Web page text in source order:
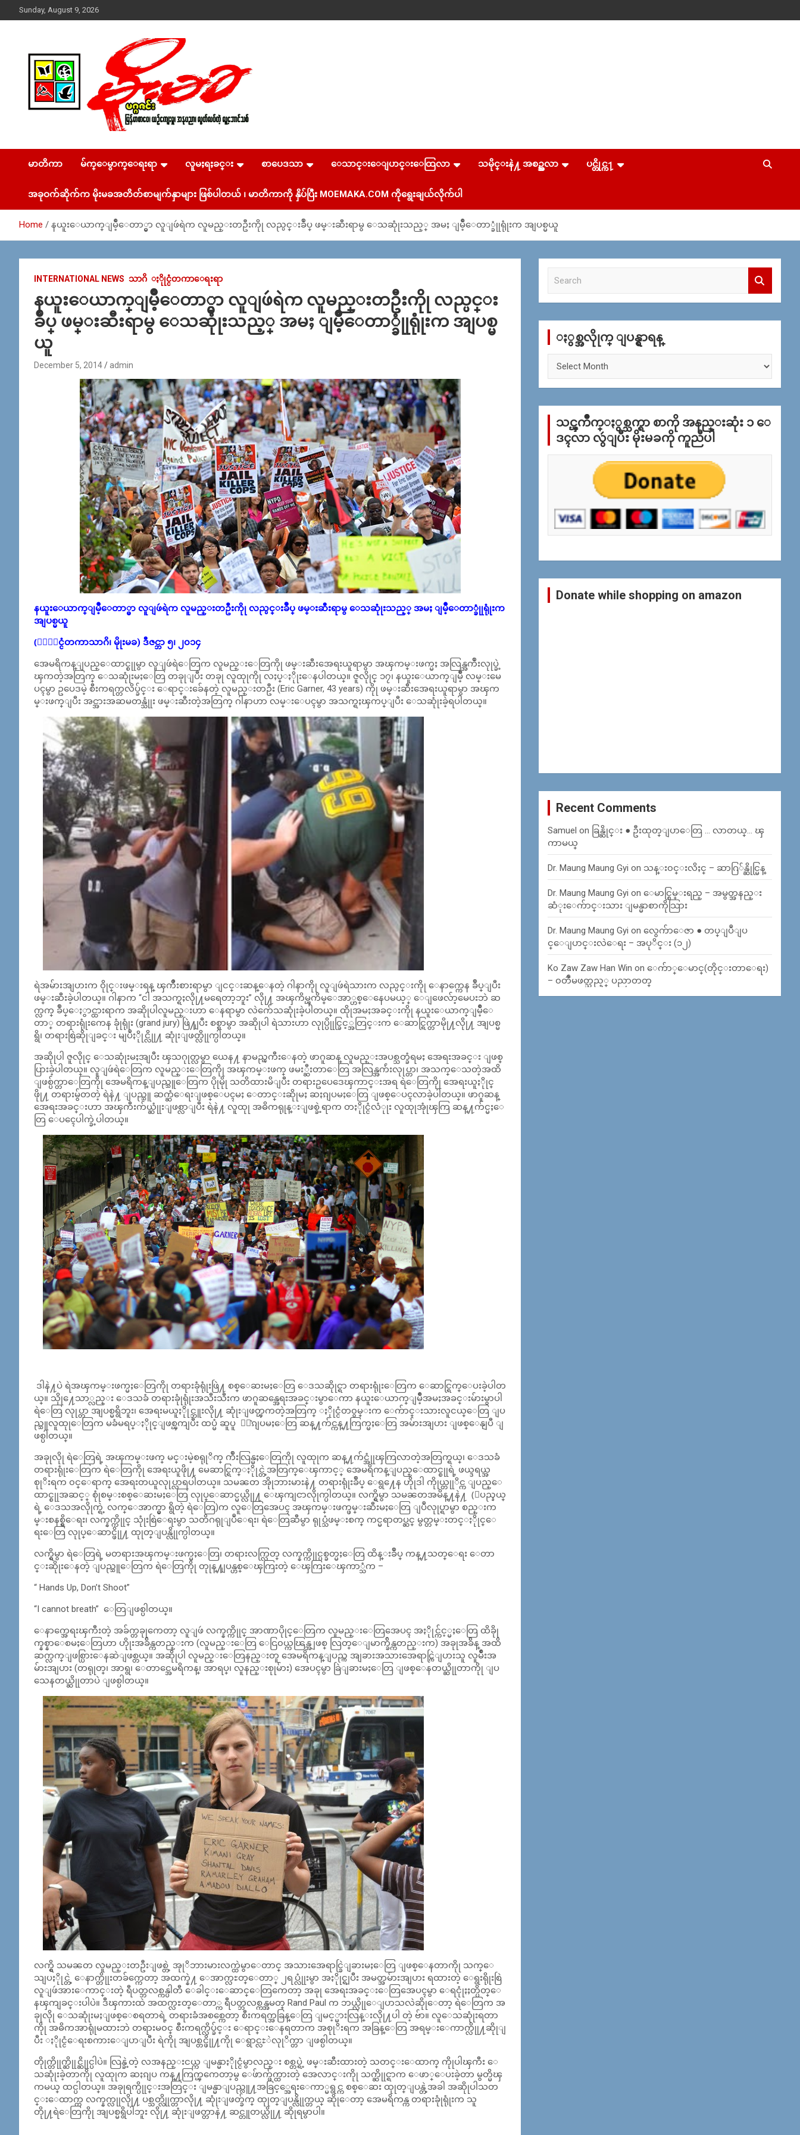
to
Sunday, August 9, 2026
MoeMaKa Burmese
News & Media
ယ္ေရး – အမွတ္ ၂၅၄၊ ပထပ္၊ လမ္း ၄၀၊ ေက်ာက္တံတား၊ ရန္ကုန္။
(ဖုုံး – ၀၉ ၂၅၂ ၂၄၉ ၀၉၄ ၊ ၀၉ ၄၂၁ ၇၄၃ ၇၅၃ ၊ ၀၉ ၅၀၄ ၁၀ ၅၈)
ျဖန္႔ခ်ိေရး – ဆိပ္ကမ္းသာစာေပ – အမွတ္ ၁၃ / ၃၈ လမ္း။ ပ
လာဇာေစ်းသစ္ ။ ၀၉ ၇၈၆၈၃၇ ၃၀၅ / ၀၉ ၉၆၃၆၉၉၈၃၄
မာတိကာ မ်က္ေမွာက္ေရးရာ လူမႈရႈခင္း စာပေဒသာ ေသာင္းေျပာင္းေထြလာ သမိုင္းနဲ႔ အစဥ္အလာ ပင္တိုင္က႑
အခုဝက်ဆိုက်က မိုးမခအတိတ်စာမျက်နှာများ ဖြစ်ပါတယ် ၊ မာတိကာကို နှိပ်ပြီး MOEMAKA.COM ကိုရွေးချယ်လိုက်ပါ
Home နယူးေယာက္ျမိဳ့ေတာ္မွာ လူျဖဴရဲက လူမည္းတဦးကိုု လည္ပင္းခ်ဳပ္ ဖမ္းဆီးရာမွ ေသဆုုံးသည့္ အမႈ ျမိဳ့ေတာ္ခုုံရုုံးက အျပစ္မယူ
INTERNATIONAL NEWS သာဂိ ႏိုုင္ငံတကာေရးရာ
နယူးေယာက္ျမိဳ့ေတာ္မွာ လူျဖဴရဲက လူမည္းတဦးကိုု လည္ပင္း
ခ်ဳပ္ ဖမ္းဆီးရာမွ ေသဆုုံးသည့္ အမႈ ျမိဳ့ေတာ္ခုုံရုုံးက အျပစ္မ
ယူ
December 5, 2014 admin
နယူးေယာက္ျမိဳ့ေတာ္မွာ လူျဖဴရဲက လူမည္းတဦးကိုု လည္ပင္းခ်ဳပ္ ဖမ္းဆီးရာမွ ေသဆုုံးသည့္ အမႈ ျမိဳ့ေတာ္ခုုံရုုံးက
အျပစ္မယူ
(ႏိုုင္ငံတကာသာဂိ၊ မိုုးမခ) ဒီဇင္ဘာ ၅၊ ၂၀၁၄
အေမရိကန္ျပည္ေထာင္စုုမွာ လူျဖဴရဲေတြက လူမည္းေတြကိုု ဖမ္းဆီးအေရးယူရာမွာ အၾကမ္းဖက္မႈ အလြန္အက်ဳးလုုပ္ခဲ့
ၾကတဲ့အတြက္ ေသဆုုံးမႈေတြ တခုုျပီး တခုု လူထုုကိုု လႈပ္ႏိုုးေနပါတယ္။ ဇူလိုုင္ ၁၇၊ နယူးေယာက္ျမိဳ့ လမ္းမေ
ပၚမွာ ဥပေဒမဲ့ စီးကရက္တလိပ္ခ်င္း ေရာင္းခ်ေနတဲ့ လူမည္းတဦး (Eric Garner, 43 years) ကိုု ဖမ္းဆီးအေရးယူရာမွာ အၾက
မ္းဖက္ျပီး အင္အားအဆမတန္သုုံး ဖမ္းဆီးတဲ့အတြက္ ဂါနာဟာ လမ္းေပၚမွာ အသက္ရႈၾကပ္ျပီး ေသဆုုံးခဲ့ရပါတယ္။
ရဲအမ်ားအျပားက ၀ိုုင္းဖမ္းရန္ ၾကိဳးစားရာမွာ ျငင္းဆန္ေနတဲ့ ဂါနာကိုု လူျဖဴရဲသားက လည္ပင္းကိုု ေနာက္ကေန ခ်ဳပ္ျပီး
ဖမ္းဆီးခဲ့ပါတယ္။ ဂါနာက “ငါ အသက္ရႈလိုု႔မရေတာ့ဘူး” လိုု႔ အၾကိမ္ၾကိမ္ေအာ္ဟစ္ေနေပမယ့္ ေျဖေလ်ာ့မေပးဘဲ ဆ
က္လက္ ခ်ဳပ္ေႏွာင္ထားရာက အဆိုုပါလူမည္းဟာ ေနရာမွာ လဲက်ေသဆုုံးခဲ့ပါတယ္။ ထိုုအမႈအခင္းကိုု နယူးေယာက္ျမိဳ့ေ
တာ္ တရားရုုံးကေန ခုုံရုုံး (grand jury) ဖြဲ႔ျပီး စစ္ရာမွာ အဆိုုပါ ရဲသားဟာ လုုပ္ပိုုင္ခြင့္အတြင္းက ေဆာင္ရြက္တာမိုု႔လိုု႔ အျပစ္မ
ရွိ၊ တရားစြဲဆိုုျခင္း မျပဳႏိုုင္လိုု႔ ဆုုံးျဖတ္လိုုက္ပါတယ္။
အဆိုုပါ ဇူလိုုင္ ေသဆုုံးမႈအျပီး ၾသဂုုတ္လမွာ ယေန႔ နာမည္ၾကီးေနတဲ့ ဖာဂူဆန္ လူမည္းအပစ္သတ္ခံရမႈ အေရးအခင္း ျဖစ္
ပြားခဲ့ပါတယ္။ လူျဖဴရဲေတြက လူမည္းေတြကိုု အၾကမ္းဖက္ ဖမး္ဆီးတာေတြ အလြန္အက်ဴးလုုပ္တာ၊ အသက္ေသတဲ့အထိ
ျဖစ္ပ်က္တာေတြကိုု အေမရိကန္ျပည္သူေတြက ပိုုမိုု သတိထားမိျပီး တရားဥပေဒေၾကာင္းအရ ရဲေတြကိုု အေရးယူႏိုုင္
ဖိုု႔ တရားမွ်တတဲ့ ရဲနဲ႔ ျပည္သူ ဆက္ဆံေရးျဖစ္ေပၚမႈ ေတာင္းဆိုုမႈ ဆႏၵျပမႈေတြ ျဖစ္ေပၚလာခဲ့ပါတယ္။ ဖာဂူဆန္
အေရးအခင္းဟာ အၾကီးက်ယ္ဆုုံးျဖစ္လာျပီး ရဲနဲ႔ လူထုု အဓိကရုုန္းျဖစ္ခဲ့ရာက တႏိုုင္ငံလံုုး လူထုုအုုံၾကြ ဆန္႔က်င္မႈေ
တြ ေပၚေပါက္ခဲ့ပါတယ္။
ဒါနဲ႔ပဲ ရဲအၾကမ္းဖက္မႈေတြကိုု တရားခုံရုုံးဖြဲ႔ စစ္ေဆးမႈေတြ ေဒသဆိုုင္ရာ တရားရုုံးေတြက ေဆာင္ရြက္ေပးခဲ့ပါတ
ယ္။ သိုု႔ေသာ္လည္း ေဒသခံ တရားခုုံရုုံးအသီးသီးက ဖာဂူဆန္အေရးအခင္းမွာေကာ နယူးေယာက္ျမိဳ့အမႈအခင္းမ်ားမွာပါ
ရဲေတြ လုုပ္တာ အျပစ္မရွိဘူး၊ အေရးမယူႏိုုင္ဘူးလိုု႔ ဆုုံးျဖတ္ၾကတဲ့အတြက္ ႏိုုင္ငံတ၀ွမ္းက ေက်ာင္းသားလူငယ္ေတြ ျပ
ည္သူလူထုုေတြက မခံမရပ္ႏိုုင္ျဖစ္ၾကျပီး ထပ္မံ ဆူပူ ဆႏ̔ၵျပမႈေတြ ဆန္႔က်င္ကန္႔ကြက္မႈေတြ အမ်ားအျပား ျဖစ္ေနျပီ ျ
ဖစ္ပါတယ္။
အခုုလိုု ရဲေတြရဲ့ အၾကမ္းဖက္ မင္းမဲ့စရုုိက္ က်ဳးလြန္မႈေတြကိုု လူထုုက ဆန္႔က်င္အုုံၾကြလာတဲ့အတြက္ရယ္၊ ေဒသခံ
တရားရုုံးေတြက ရဲေတြကိုု အေရးယူဖိုု႔ မေဆာင္ရြက္ႏိုုင္တဲ့အတြက္ေၾကာင့္ အေမရိကန္ျပည္ေထာင္စုုရဲ့ ဖယ္ဒရယ္အ
စုုိးရက ၀င္ေရာက္ အေရးတယူလုုပ္လာရပါတယ္။ သမၼတ အိုုဘားမားနဲ႔ တရားရုုံးခ်ဳပ္ ေရွ႔ေန ဟိုုဒါ ကိုုယ္တုုိင္က ျပည္ေ
ထာင္စုုအဆင့္ စုုံစမ္းစစ္ေဆးမႈေတြ လုုပ္ေဆာင္မယ္လိုု႔ ေၾကျငာလိုုက္ပါတယ္။ လက္ရွိမွာ သမၼတအမိန္႔နဲ႔ (ျပည္နယ္
ရဲ့ ေဒသအလိုုက္ရဲ့ လက္ေအာက္မွာ ရွိတဲ့ ရဲေတြ)က လူေတြအေပၚ အၾကမ္းဖက္ဖမ္းဆီးမႈေတြ ျပဳလုုပ္ရာမွာ စည္းက
မ္းစနစ္ရွိေရး၊ လက္နက္ကိုုင္ သုုံးစြဲေရးမွာ သတိဂရုုျပဳေရး၊ ရဲေတြဆီမွာ ရုုပ္သံဖမ္းစက္ ကင္မရာတပ္ဆင္ မွတ္တမ္းတင္ႏိုုင္ေ
ရးေတြ လုုပ္ေဆာင္ဖိုု႔ ထုုတ္ျပန္လိုုက္ပါတယ္။
လက္ရွိမွာ ရဲေတြရဲ့ မတရားအၾကမ္းဖက္မႈေတြ၊ တရားလက္လြတ္ လက္နက္ကိုုင္ပစ္ခတ္မႈေတြ ထိန္းခ်ဳပ္ ကန္႔သတ္ေရး ေတာ
င္းဆိုုးေနတဲ့ ျပည္သူေတြက ရဲေတြကိုု တုုန္႔ျပန္ဟစ္ေၾကြးတဲ့ ေၾကြးေၾကာ္သံက –
“ Hands Up, Don’t Shoot”
“I cannot breath” ေတြျဖစ္ပါတယ္။
ေနာက္အေရးၾကီးတဲ့ အခ်က္တခုုကေတာ့ လူျဖဴ လက္နက္ကိုုင္ အာဏာပိုုင္ေတြက လူမည္းေတြအေပၚ အႏိုုင္က်င့္မႈေတြ ထိခိုု
က္နစ္နာေစမႈေတြဟာ ဟိုုးအခ်ိန္ကတည္းက (လူမည္းေတြ ေငြ၀ယ္ကၽြန္အျဖစ္ လြတ္ေျမာက္ခ်ိန္ကတည္းက) အခုုအခ်ိန္ အထိ
ဆက္လက္ျဖစ္ပြားေနဆဲျဖစ္တယ္။ အဆိုုပါ လူမည္းေတြနည္းတူ အေမရိကန္ျပည္က အျခားအသားအေရာင္ကြဲျပားသူ လူမ်ဳိးအ
မ်ားအျပား (တရုုတ္၊ အာရွ၊ ေတာင္အေမရိကန္၊ အာရပ္၊ လူနည္းစုုမ်ား) အေပၚမွာ ခြဲျခားမႈေတြ ျဖစ္ေနတယ္ဆိုုတာကိုု ျပ
သေနတယ္ဆိုုတာပဲ ျဖစ္ပါတယ္။
လက္ရွိ သမၼတ လူမည္းတဦးျဖစ္တဲ့ အုုိဘားမားလက္ထဲမွာေတာင္ အသားအေရာင္ခြဲျခားမႈေတြ ျဖစ္ေနတာကိုု သက္ေ
သျပႏိုုင္တဲ့ ေနာက္တိုုးတခ်က္ကေတာ့ အထက္နဲ႔ ေအာက္လႊတ္ေတာ္ ၂ရပ္လုုံးမွာ အႏိုုင္ရျပီး အမတ္အမ်ားအျပား ရထားတဲ့ ေရွးရိုုးစြဲ
လူျဖဴအားေကာင္းတဲ့ ရီပတ္ဘလစ္ကန္ပါတီ ေခါင္းေဆာင္ေတြကေတာ့ အခုု အေရးအခင္းေတြအေပၚမွာ ေရငုုံႏႈတ္ပိတ္ေ
နၾကျခင္းပါပဲ။ ဒီၾကားထဲ အထက္လႊတ္ေတာ္က ရီပတ္ဘလစ္ကန္အမတ္ Rand Paul က ဘယ္လိုုေျပာသလဲဆိုုေတာ့ ရဲေတြက အ
ခုုလိုု ေသဆုုံးမႈျဖစ္ေစရတာရဲ့ တရားခံအစစ္ကေတာ့ စီးကရက္အခြန္ေတြ ျမင့္မားလြန္းလိုု႔ပါ တဲ့ ဗ်ာ။ လူေသဆုုံးရတာ
ကိုု အဓိကအာရုုံမထားဘဲ တရားမ၀င္ စီးကရက္လိပ္ခ်င္း ေရာင္းေနရတာက အစုုိးရက အခြန္ေတြ အရမ္းေကာက္လိုု႔ဆိုုျ
ပီး ႏိုုင္ငံေရးစကားေျပာျပီး ရဲကိုု အျပစ္တင္ဖိုု႔ကိုု ေရွာင္လႊဲလုုိက္တာ ျဖစ္ပါတယ္။
တိုုက္တိုုက္ဆိုုင္ဆိုုင္ပါပဲ။ လြန္ခဲ့တဲ့ လအနည္းငယ္က ျမန္မာႏိုုင္ငံမွာလည္း စစ္တပ္ရဲ့ ဖမ္းဆီးထားတဲ့ သတင္းေထာက္ ကိုုပါၾကီး ေ
သဆုုံးခဲ့တာကိုု လူထုုက ဆႏၵျပ ကန္႔ကြက္ၾကေတာ့မွ ေဖ်ာက္ဖ်က္ထားတဲ့ အေလာင္းကိုု သက္ဆိုုင္ရာက ေဖာ္ေပးခဲ့တာ မွတ္မိၾ
ကမယ္ ထင္ပါတယ္။ အခုုရက္ပိုုင္းအတြင္း ျမန္မာျပည္လူ႔အခြင့္အေရးေကာ္မရွင္က စစ္ေဆး ထုုတ္ျပန္တဲ့အခါ အဆိုုပါသတ
င္းေထာက္က လက္နက္လုုလိုု႔ ပစ္သတ္လိုုက္တာလိုု႔ ဆုုံးျဖတ္ခ်က္ ထုုတ္ျပန္လိုုက္တယ္ ဆိုုေတာ့ အေမရိကန္က တရားခုုံရုုံးက သူ
တိုု႔ရဲေတြကိုု အျပစ္မရွိပါဘူး လိုု႔ ဆုုံးျဖတ္တာနဲ႔ ဆင္တူတယ္လိုု႔ ဆိုုရမွာပါ။
c
ႏွစ္အလိုုက္ ျပန္ရွာရန္
က္
န္
သင္ၾကိဳက္ႏွစ္သက္ရာ စာကို အနည္းဆုံး ၁ ေ
ဒၚလာ လွဴျပီး မိုးမခကို ကူညီပါ
Donate while shopping on amazon
Recent Comments
Samuel on ခြန္ဆိုင္း ● ဦးထုတ္ျပာေတြ … လာတယ္… ၾ
ကာမယ္
Dr. Maung Maung Gyi on သန္း၀င္းလိႈင္ – ဆာဂြ်န္ဆိုင္မြန္
Dr. Maung Maung Gyi onေမာင္စြမ္းရည္ – အမွတ္အနည္း
ဆံုးေက်ာင္းသား ျမန္မာစာကိုသြား
Dr. Maung Maung Gyi onလွေက်ာေဇာ ● တပ္ျပဳျပ
င္ေျပာင္းလဲေရး – အပုိင္း (၁၂)
Ko Zaw Zaw Han Win onေက်ာ္ေမာင္(တိုင္းတာေရး)
– ၀တၳဳမဖတ္သည့္ ပညာတတ္